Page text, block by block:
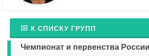
К СПИСКУ ГРУПП
Чемпионат и первенства